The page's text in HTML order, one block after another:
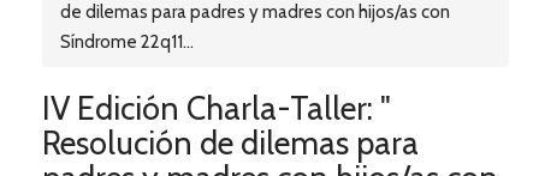
de dilemas para padres y madres con hijos/as con
Síndrome 22q11...
IV Edición Charla-Taller: "
Resolución de dilemas para